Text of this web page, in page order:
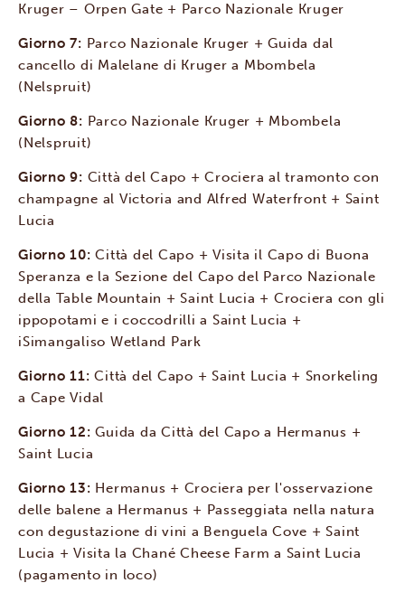
Kruger – Orpen Gate + Parco Nazionale Kruger
Giorno 7: Parco Nazionale Kruger + Guida dal
cancello di Malelane di Kruger a Mbombela
(Nelspruit)
Giorno 8: Parco Nazionale Kruger + Mbombela
(Nelspruit)
Giorno 9: Città del Capo + Crociera al tramonto con
champagne al Victoria and Alfred Waterfront + Saint
Lucia
Giorno 10:Città del Capo + Visita il Capo di Buona
Speranza e la Sezione del Capo del Parco Nazionale
della Table Mountain + Saint Lucia + Crociera con gli
ippopotami e i coccodrilli a Saint Lucia +
iSimangaliso Wetland Park
Giorno 11:Città del Capo + Saint Lucia + Snorkeling
a Cape Vidal
Giorno 12:Guida da Città del Capo a Hermanus +
Saint Lucia
Giorno 13: Hermanus + Crociera per l'osservazione
delle balene a Hermanus + Passeggiata nella natura
con degustazione di vini a Benguela Cove + Saint
Lucia + Visita la Chané Cheese Farm a Saint Lucia
(pagamento in loco)